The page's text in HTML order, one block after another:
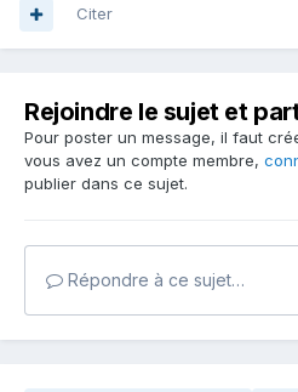
Citer
Rejoindre le sujet et
Pour poster un message, il faut
vous avez un compte membre,
publier dans ce sujet.
Répondre à ce sujet…